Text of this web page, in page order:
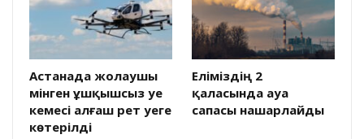
Астанада жолаушы
мінген ұшқышсыз әуе
кемесі алғаш рет әуеге
көтерілді
Еліміздің 2
қаласында ауа
сапасы нашарлайды